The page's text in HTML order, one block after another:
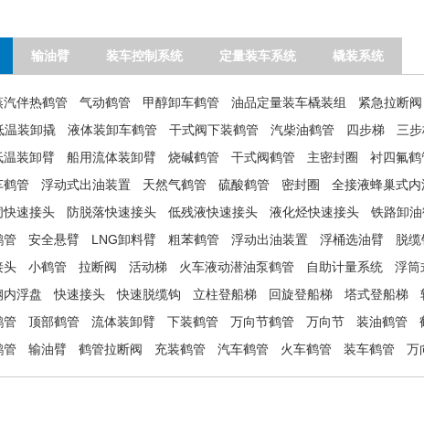
输油臂 装车控制系统 定量装车系统 橇装系统
汽伴热鹤管 气动鹤管 甲醇卸车鹤管 油品定量装车橇装组 紧急拉断阀
温装卸撬
液体装卸车鹤管 干式阀下装鹤管 汽柴油鹤管 四步梯 三
温装卸臂
船用流体装卸臂 烧碱鹤管 干式阀鹤管 主密封圈 衬四氟鹤
鹤管
浮动式出油装置 天然气鹤管 硫酸鹤管 密封圈 全接液蜂巢式内
快速接头
防脱落快速接头 低残液快速接头 液化烃快速接头 铁路卸
管
安全悬臂 LNG卸料臂 粗苯鹤管 浮动出油装置 浮桶选油臂 脱缆
头
小鹤管 拉断阀 活动梯 火车液动潜油泵鹤管 自助计量系统 浮筒
内浮盘
快速接头 快速脱缆钩 立柱登船梯 回旋登船梯 塔式登船梯
管
顶部鹤管 流体装卸臂 下装鹤管 万向节鹤管 万向节 装油鹤管
管
输油臂 鹤管拉断阀 充装鹤管 汽车鹤管 火车鹤管 装车鹤管 万